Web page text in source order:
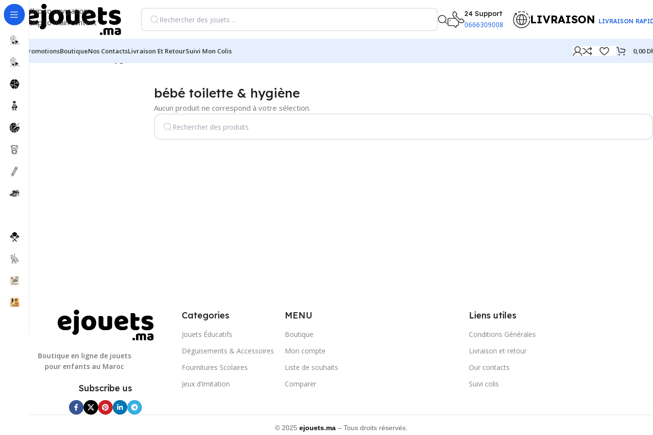
Skip to navigation
Skip to main content
24 Support
0666309008 LIVRAISON LIVRAISON
PromotionsBoutiqueNos ContactsLivraison Et RetourSuivi Mon Colis 0,00
bébé toilette & hygiène
Aucun produit ne correspond à votre sélection.
Boutique en ligne de jouets
pour enfants au Maroc
Subscribe us
Categories
Jouets Éducatifs
Déguisements & Accessoires
Fournitures Scolaires
Jeux d’Imitation
MENU
Boutique
Mon compte
Liste de souhaits
Comparer
Liens utiles
Conditions Générales
Livraison et retour
Our contacts
Suivi colis
© 2025 ejouets.ma– Tous droits réservés.